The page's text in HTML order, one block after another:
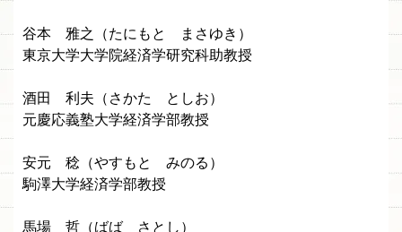
谷本 雅之（たにもと まさゆき）
東京大学大学院経済学研究科助教授
酒田 利夫（さかた としお）
元慶応義塾大学経済学部教授
安元 稔（やすもと みのる）
駒澤大学経済学部教授
馬場 哲（ばば さとし）